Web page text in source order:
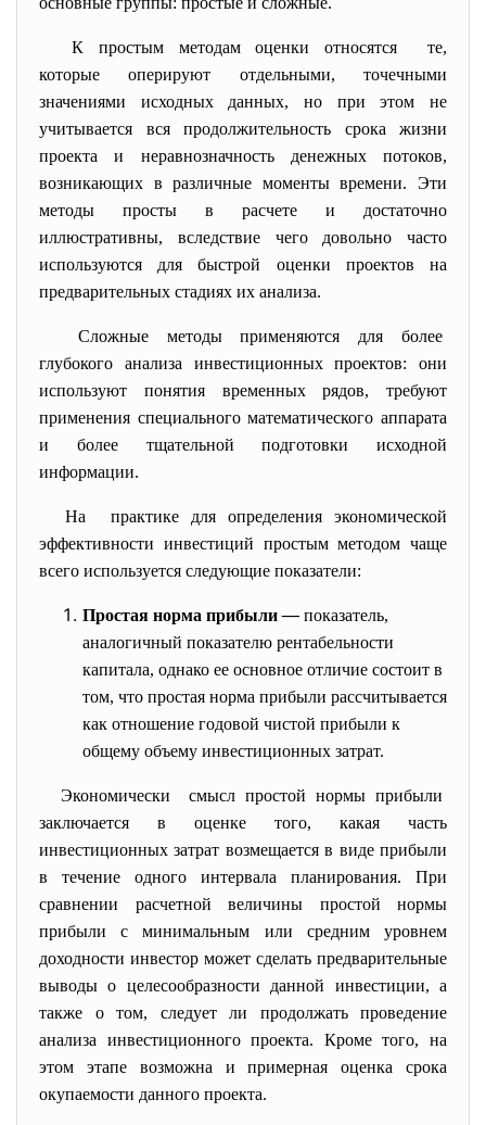
К простым методам оценки относятся те,
которые оперируют отдельными, точечными
значениями исходных данных, но при этом не
учитывается вся продолжительность срока жизни
проекта и неравнозначность денежных потоков,
возникающих в различные моменты времени. Эти
методы просты в расчете и достаточно
иллюстративны, вследствие чего довольно часто
используются для быстрой оценки проектов на
предварительных стадиях их анализа.
Сложные методы применяются для более
глубокого анализа инвестиционных проектов: они
используют понятия временных рядов, требуют
применения специального математического аппарата
и более тщательной подготовки исходной
информации.
На практике для определения экономической
эффективности инвестиций простым методом чаще
всего используется следующие показатели:
Простая норма прибыли— показатель,
аналогичный показателю рентабельности
капитала, однако ее основное отличие состоит в
том, что простая норма прибыли рассчитывается
как отношение годовой чистой прибыли к
общему объему инвестиционных затрат.
Экономически смысл простой нормы прибыли
заключается в оценке того, какая часть
инвестиционных затрат возмещается в виде прибыли
в течение одного интервала планирования. При
сравнении расчетной величины простой нормы
прибыли с минимальным или средним уровнем
доходности инвестор может сделать предварительные
выводы о целесообразности данной инвестиции, а
также о том, следует ли продолжать проведение
анализа инвестиционного проекта. Кроме того, на
этом этапе возможна и примерная оценка срока
окупаемости данного проекта.